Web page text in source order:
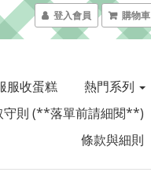
登入會員 購物車
服收蛋糕 熱門系列
守則 (**落單前請細閱**)
條款與細則